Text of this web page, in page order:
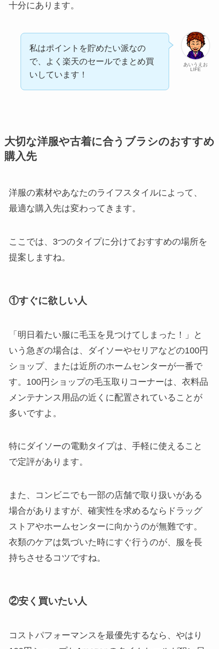
十分にあります。
あいうえお
LIFE
私はポイントを貯めたい派なの
で、よく楽天のセールでまとめ買
いしています！
大切な洋服や古着に合うブラシのおすすめ
購入先
洋服の素材やあなたのライフスタイルによって、
最適な購入先は変わってきます。
ここでは、3つのタイプに分けておすすめの場所を
提案しますね。
①すぐに欲しい人
「明日着たい服に毛玉を見つけてしまった！」と
いう急ぎの場合は、ダイソーやセリアなどの100円
ショップ、または近所のホームセンターが一番で
す。100円ショップの毛玉取りコーナーは、衣料品
メンテナンス用品の近くに配置されていることが
多いですよ。
特にダイソーの電動タイプは、手軽に使えること
で定評があります。
また、コンビニでも一部の店舗で取り扱いがある
場合がありますが、確実性を求めるならドラッグ
ストアやホームセンターに向かうのが無難です。
衣類のケアは気づいた時にすぐ行うのが、服を長
持ちさせるコツですね。
②安く買いたい人
コストパフォーマンスを最優先するなら、やはり